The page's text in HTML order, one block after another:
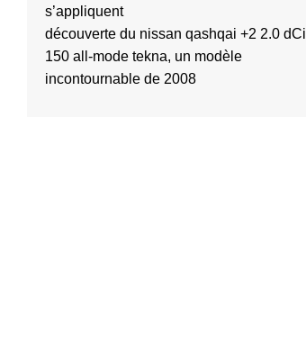
s’appliquent
découverte du nissan qashqai +2 2.0 dCi
150 all-mode tekna, un modèle
incontournable de 2008